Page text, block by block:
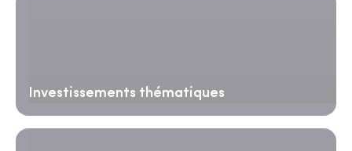
Investissements thématiques